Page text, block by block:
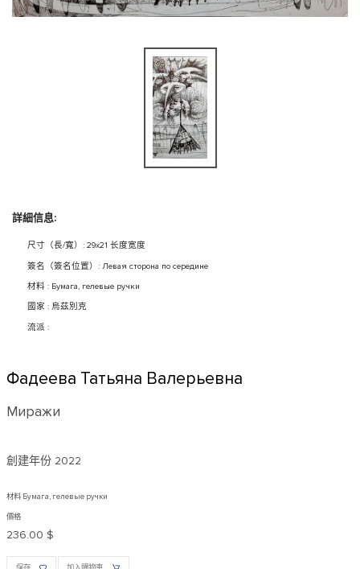
詳細信息:
尺寸（長/寬）: 29x21 长度宽度
簽名（簽名位置）: Левая сторона по середине
材料 : Бумага, гелевые ручки
國家 : 烏茲別克
流派 :
Фадеева Татьяна Валерьевна
Миражи
創建年份 2022
材料 Бумага, гелевые ручки
價格
236.00 $